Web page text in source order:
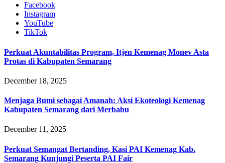
Facebook
Instagram
YouTube
TikTok
Perkuat Akuntabilitas Program, Itjen Kemenag Monev Asta
Protas di Kabupaten Semarang
December 18, 2025
Menjaga Bumi sebagai Amanah: Aksi Ekoteologi Kemenag
Kabupaten Semarang dari Merbabu
December 11, 2025
Perkuat Semangat Bertanding, Kasi PAI Kemenag Kab.
Semarang Kunjungi Peserta PAI Fair